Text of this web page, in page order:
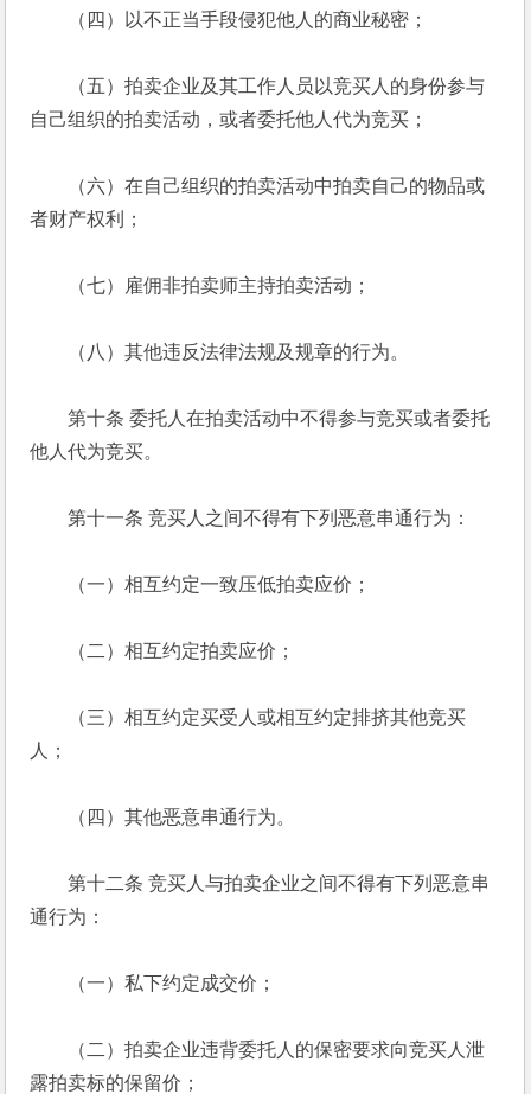
（四）以不正当手段侵犯他人的商业秘密；
（五）拍卖企业及其工作人员以竞买人的身份参与
自己组织的拍卖活动，或者委托他人代为竞买；
（六）在自己组织的拍卖活动中拍卖自己的物品或
者财产权利；
（七）雇佣非拍卖师主持拍卖活动；
（八）其他违反法律法规及规章的行为。
第十条 委托人在拍卖活动中不得参与竞买或者委托
他人代为竞买。
第十一条 竞买人之间不得有下列恶意串通行为：
（一）相互约定一致压低拍卖应价；
（二）相互约定拍卖应价；
（三）相互约定买受人或相互约定排挤其他竞买
人；
（四）其他恶意串通行为。
第十二条 竞买人与拍卖企业之间不得有下列恶意串
通行为：
（一）私下约定成交价；
（二）拍卖企业违背委托人的保密要求向竞买人泄
露拍卖标的保留价；